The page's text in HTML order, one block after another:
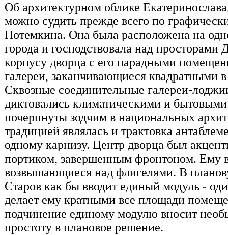
Об архитектурном облике
можно судить прежде всего по
Потемкина. Она была расположена на
города и господствовала над
корпусу дворца с его парадными
галереи, заканчивающиеся квадратными
Сквозные соединительные галереи-
диктовались климатическими и
почерпнуты зодчим в национальных
традицией являлась и трактовка
одному карнизу. Центр дворца был
портиком, завершенным фронтоном. Ему
возвышающиеся над флигелями. В
Старов как бы вводит единый модуль -
делает ему кратными все площади
подчинение единому модулю вносит
простоту в плановое решение.